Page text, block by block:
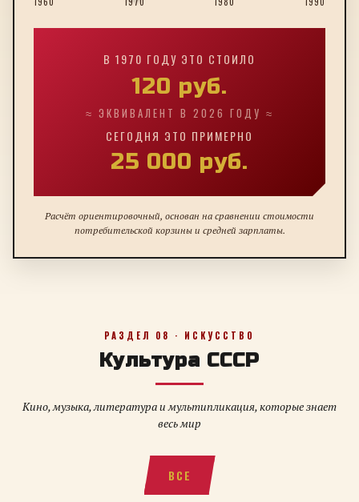
В 1970 ГОДУ ЭТО СТОИЛО
120 руб.
≈ ЭКВИВАЛЕНТ В 2026 ГОДУ ≈
СЕГОДНЯ ЭТО ПРИМЕРНО
25 000 руб.
Расчёт ориентировочный, основан на сравнении стоимости
потребительской корзины и средней зарплаты.
РАЗДЕЛ 08 · ИСКУССТВО
Культура СССР
Кино, музыка, литература и мультипликация, которые знает
весь мир
ВСЕ